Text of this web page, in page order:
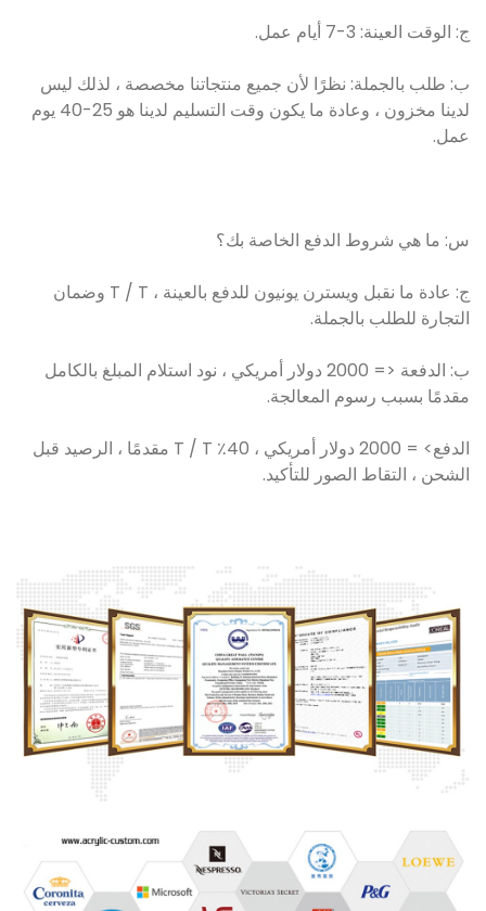
ج: الوقت العينة: 3-7 أيام عمل.
ب: طلب بالجملة: نظرًا لأن جميع منتجاتنا مخصصة ، لذلك ليس
لدينا مخزون ، وعادة ما يكون وقت التسليم لدينا هو 25-40 يوم
عمل.
س: ما هي شروط الدفع الخاصة بك؟
ج: عادة ما نقبل ويسترن يونيون للدفع بالعينة ، T / T وضمان
التجارة للطلب بالجملة.
ب: الدفعة <= 2000 دولار أمريكي ، نود استلام المبلغ بالكامل
مقدمًا بسبب رسوم المعالجة.
الدفع> = 2000 دولار أمريكي ، 40٪ T / T مقدمًا ، الرصيد قبل
الشحن ، التقاط الصور للتأكيد.